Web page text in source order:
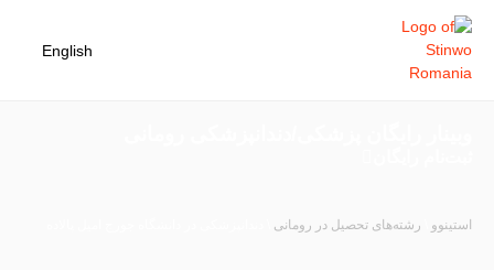
English
استینوو رشته‌های تحصیل در رومانی